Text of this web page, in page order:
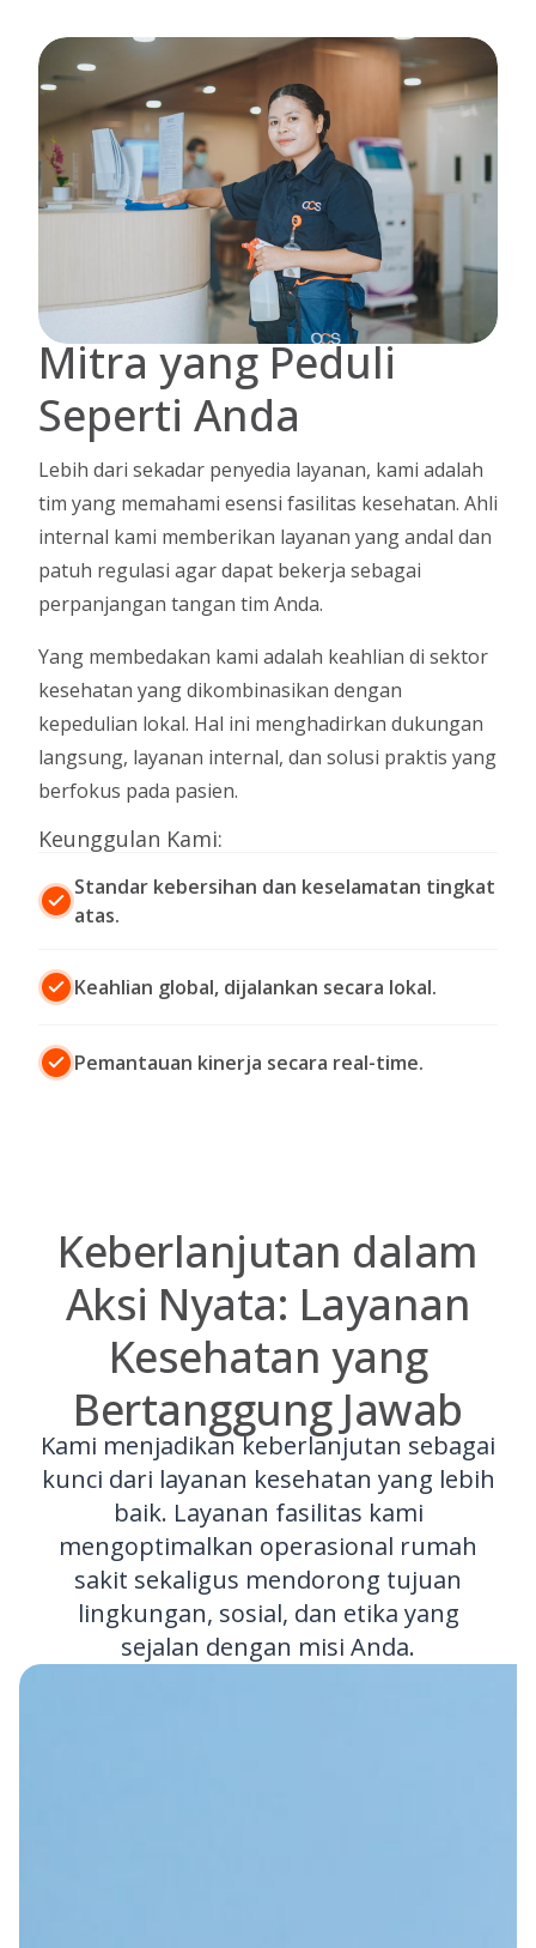
Mitra yang Peduli
Seperti Anda
Lebih dari sekadar penyedia layanan, kami adalah
tim yang memahami esensi fasilitas kesehatan. Ahli
internal kami memberikan layanan yang andal dan
patuh regulasi agar dapat bekerja sebagai
perpanjangan tangan tim Anda.
Yang membedakan kami adalah keahlian di sektor
kesehatan yang dikombinasikan dengan
kepedulian lokal. Hal ini menghadirkan dukungan
langsung, layanan internal, dan solusi praktis yang
berfokus pada pasien.
Keunggulan Kami:
Standar kebersihan dan keselamatan tingkat
atas.
Keahlian global, dijalankan secara lokal.
Pemantauan kinerja secara real-time.
Keberlanjutan dalam
Aksi Nyata: Layanan
Kesehatan yang
Bertanggung Jawab
Kami menjadikan keberlanjutan sebagai
kunci dari layanan kesehatan yang lebih
baik. Layanan fasilitas kami
mengoptimalkan operasional rumah
sakit sekaligus mendorong tujuan
lingkungan, sosial, dan etika yang
sejalan dengan misi Anda.